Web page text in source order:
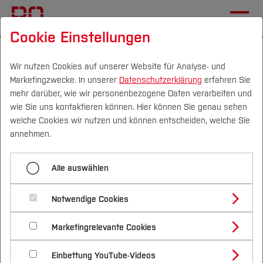
Campus Personen DE|EN Quicklinks
Studium
Studienangebote
Bachelorstudiengänge
Masterstudiengänge
Vor dem Studium
Bewerben & Einschreiben
Bewerbungsportal
Im Studium
Studienbüros und Prüfungen
Nach dem Studium
Forschung & Transfer
Profil
Forschungs- und Transferprofil
Schwerpunkte (FuT)
Beratung & Förderung
Nachhaltigkeit
Nachhaltigkeit studieren
International
Menü aufklappen
Dekanat
Lehrbeauftragte
Einrichtungen
Dipl.-Math. Irina Gorainowa
Arbeitsbereiche
Cookie Einstellungen
Wir nutzen Cookies auf unserer Website für Analyse- und
Marketingzwecke. In unserer Datenschutzerklärung erfahren Sie
mehr darüber, wie wir personenbezogene Daten verarbeiten und
wie Sie uns kontaktieren können. Hier können Sie genau sehen
welche Cookies wir nutzen und können entscheiden, welche Sie
annehmen.
Alle auswählen
Notwendige Cookies
Marketingrelevante Cookies
Einbettung YouTube-Videos